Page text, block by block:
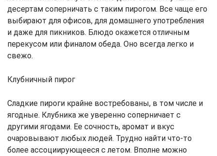
десертам соперничать с таким пирогом. Все чаще его
выбирают для офисов, для домашнего употребления
и даже для пикников. Блюдо окажется отличным
перекусом или финалом обеда. Оно всегда легко и
свежо.
Клубничный пирог
Сладкие пироги крайне востребованы, в том числе и
ягодные. Клубника же уверенно соперничает с
другими ягодами. Ее сочность, аромат и вкус
очаровывают любых людей. Трудно найти что-то
более ассоциирующееся с летом. Вполне можно